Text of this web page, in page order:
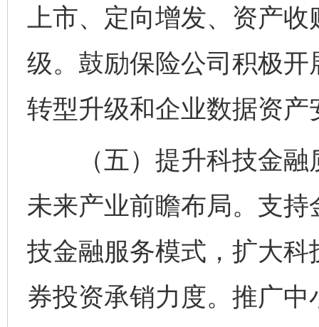
上市、定向增发、资产
级。鼓励保险公司积极
转型升级和企业数据资
（五）提升科技金融
未来产业前瞻布局。支
技金融服务模式，扩大
券投资承销力度。推广